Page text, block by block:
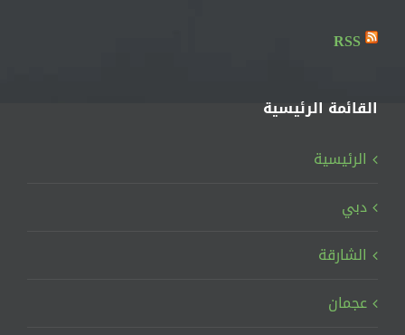
RSS
القائمة الرئيسية
الرئيسية
دبي
الشارقة
عجمان